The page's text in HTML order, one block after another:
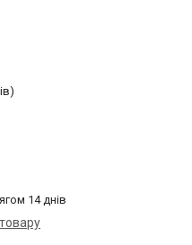
14 днів